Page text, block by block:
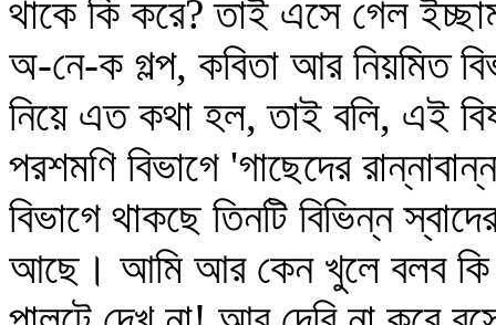
থাকে কি করে? তাই এসে গেল
অ-নে-ক গল্প, কবিতা আর নিয়মিত
নিয়ে এত কথা হল, তাই বলি, এই
পরশমণি বিভাগে 'গাছেদের
বিভাগে থাকছে তিনটি বিভিন্ন
আছে। আমি আর কেন খুলে বলব কি